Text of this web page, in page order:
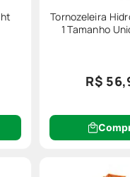
Tornozeleira
1 Tamanho
R$